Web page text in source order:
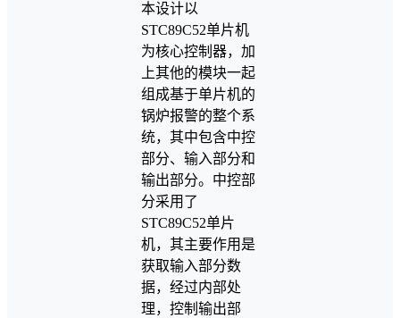
本设计以
STC89C52单片机
为核心控制器，加
上其他的模块一起
组成基于单片机的
锅炉报警的整个系
统，其中包含中控
部分、输入部分和
输出部分。中控部
分采用了
STC89C52单片
机，其主要作用是
获取输入部分数
据，经过内部处
理，控制输出部